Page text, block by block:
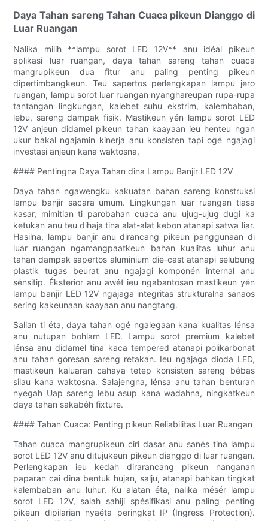
Daya Tahan sareng Tahan Cuaca pikeun Dianggo di
Luar Ruangan
Nalika milih **lampu sorot LED 12V** anu idéal pikeun
aplikasi luar ruangan, daya tahan sareng tahan cuaca
mangrupikeun dua fitur anu paling penting pikeun
dipertimbangkeun. Teu sapertos perlengkapan lampu jero
ruangan, lampu sorot luar ruangan nyanghareupan rupa-rupa
tantangan lingkungan, kalebet suhu ekstrim, kalembaban,
lebu, sareng dampak fisik. Mastikeun yén lampu sorot LED
12V anjeun didamel pikeun tahan kaayaan ieu henteu ngan
ukur bakal ngajamin kinerja anu konsisten tapi ogé ngajagi
investasi anjeun kana waktosna.
#### Pentingna Daya Tahan dina Lampu Banjir LED 12V
Daya tahan ngawengku kakuatan bahan sareng konstruksi
lampu banjir sacara umum. Lingkungan luar ruangan tiasa
kasar, mimitian ti parobahan cuaca anu ujug-ujug dugi ka
ketukan anu teu dihaja tina alat-alat kebon atanapi satwa liar.
Hasilna, lampu banjir anu dirancang pikeun panggunaan di
luar ruangan ngamangpaatkeun bahan kualitas luhur anu
tahan dampak sapertos aluminium die-cast atanapi selubung
plastik tugas beurat anu ngajagi komponén internal anu
sénsitip. Éksterior anu awét ieu ngabantosan mastikeun yén
lampu banjir LED 12V ngajaga integritas strukturalna sanaos
sering kakeunaan kaayaan anu nangtang.
Salian ti éta, daya tahan ogé ngalegaan kana kualitas lénsa
anu nutupan bohlam LED. Lampu sorot premium kalebet
lénsa anu didamel tina kaca tempered atanapi polikarbonat
anu tahan goresan sareng retakan. Ieu ngajaga dioda LED,
mastikeun kaluaran cahaya tetep konsisten sareng bébas
silau kana waktosna. Salajengna, lénsa anu tahan benturan
nyegah Uap sareng lebu asup kana wadahna, ningkatkeun
daya tahan sakabéh fixture.
#### Tahan Cuaca: Penting pikeun Reliabilitas Luar Ruangan
Tahan cuaca mangrupikeun ciri dasar anu sanés tina lampu
sorot LED 12V anu ditujukeun pikeun dianggo di luar ruangan.
Perlengkapan ieu kedah dirarancang pikeun nanganan
paparan cai dina bentuk hujan, salju, atanapi bahkan tingkat
kalembaban anu luhur. Ku alatan éta, nalika mésér lampu
sorot LED 12V, salah sahiji spésifikasi anu paling penting
pikeun dipilarian nyaéta peringkat IP (Ingress Protection).